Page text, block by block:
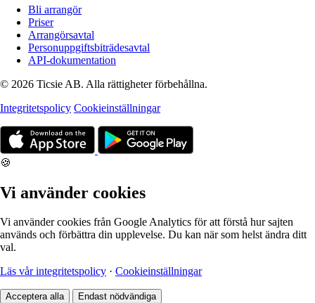
Bli arrangör
Priser
Arrangörsavtal
Personuppgiftsbiträdesavtal
API-dokumentation
© 2026 Ticsie AB. Alla rättigheter förbehållna.
Integritetspolicy Cookieinställningar
🍪
Vi använder cookies
Vi använder cookies från Google Analytics för att förstå hur sajten
används och förbättra din upplevelse. Du kan när som helst ändra ditt
val.
Läs vår integritetspolicy · Cookieinställningar
Acceptera alla Endast nödvändiga